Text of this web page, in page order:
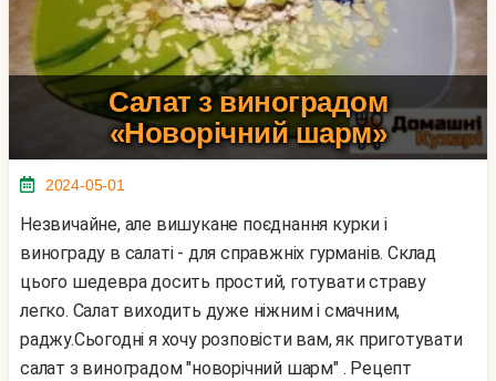
Салат з виноградом
«Новорічний шарм»
2024-05-01
Незвичайне, але вишукане поєднання курки і
винограду в салаті - для справжніх гурманів. Склад
цього шедевра досить простий, готувати страву
легко. Салат виходить дуже ніжним і смачним,
раджу.Сьогодні я хочу розповісти вам, як приготувати
салат з виноградом "новорічний шарм" . Рецепт